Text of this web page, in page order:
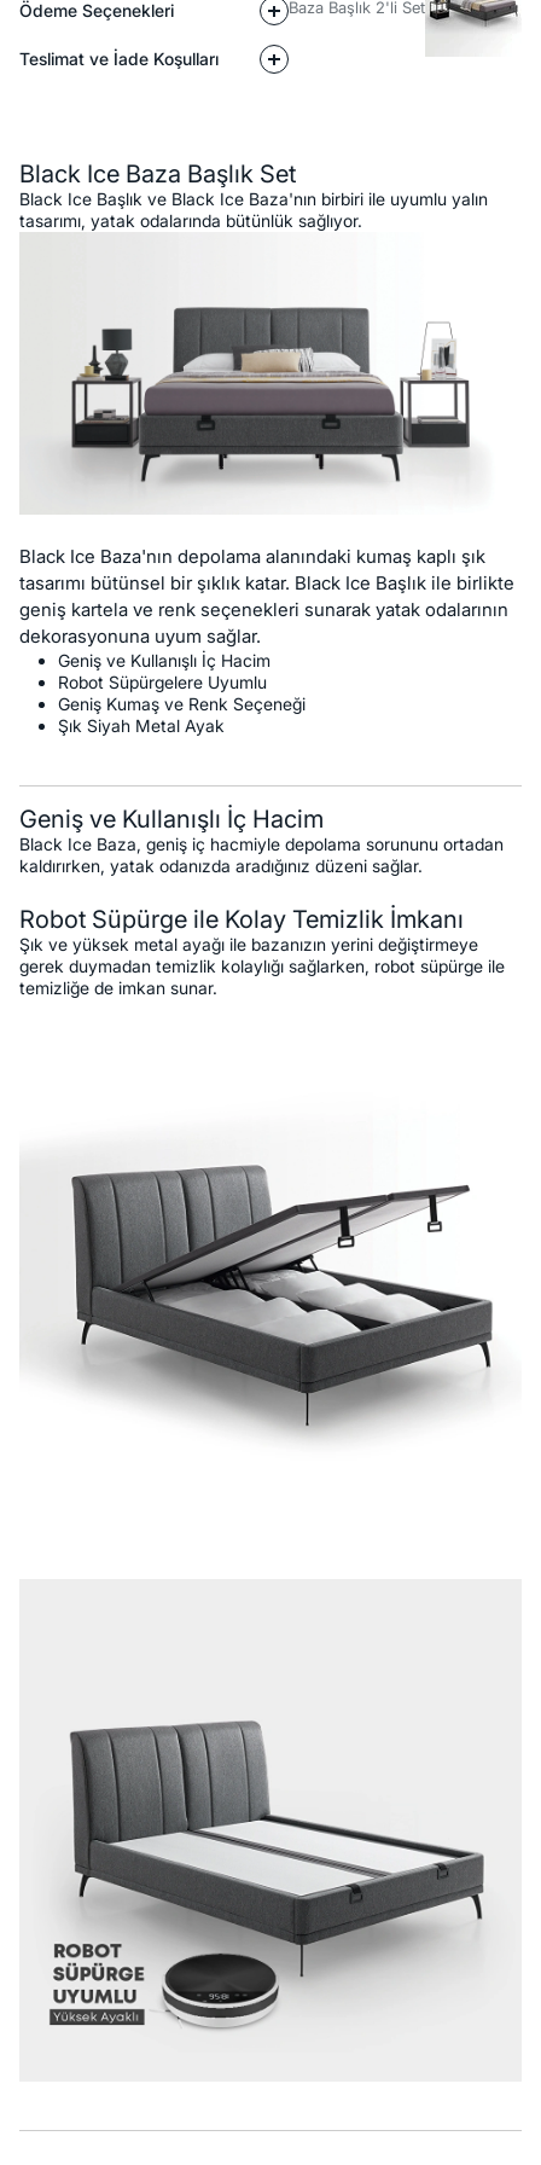
Ödeme Seçenekleri
Teslimat ve İade Koşulları
Baza Başlık 2'li Set
Black Ice Baza Başlık Set
Black Ice Başlık ve Black Ice Baza'nın birbiri ile uyumlu yalın
tasarımı, yatak odalarında bütünlük sağlıyor.
Black Ice Baza'nın depolama alanındaki kumaş kaplı şık
tasarımı bütünsel bir şıklık katar. Black Ice Başlık ile birlikte
geniş kartela ve renk seçenekleri sunarak yatak odalarının
dekorasyonuna uyum sağlar.
Geniş ve Kullanışlı İç Hacim
Robot Süpürgelere Uyumlu
Geniş Kumaş ve Renk Seçeneği
Şık Siyah Metal Ayak
Geniş ve Kullanışlı İç Hacim
Black Ice Baza, geniş iç hacmiyle depolama sorununu ortadan
kaldırırken, yatak odanızda aradığınız düzeni sağlar.
Robot Süpürge ile Kolay Temizlik İmkanı
Şık ve yüksek metal ayağı ile bazanızın yerini değiştirmeye
gerek duymadan temizlik kolaylığı sağlarken, robot süpürge ile
temizliğe de imkan sunar.